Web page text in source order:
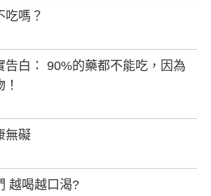
吃嗎？
告白： 90%的藥都不能吃，因為
無礙
越喝越口渴?